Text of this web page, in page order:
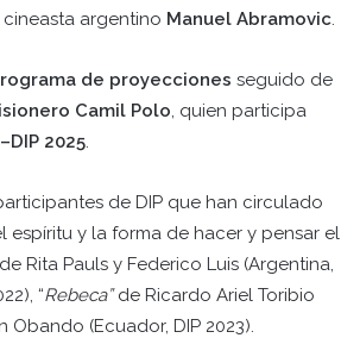
argentino Manuel Abramovic.
de proyecciones seguido de
Camil Polo, quien participa
2025.
de DIP que han circulado
espíritu y la forma de hacer y pensar el
Rita Pauls y Federico Luis (Argentina,
“Rebeca”de Ricardo Ariel Toribio
Obando (Ecuador, DIP 2023).